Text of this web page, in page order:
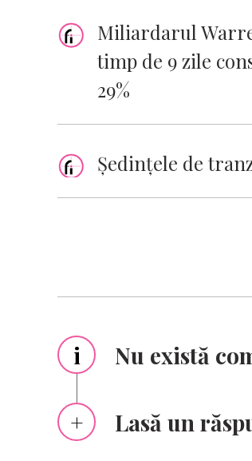
Miliardarul
timp de 9 zile
29%
Ședințele de
i Nu există
Lasă un